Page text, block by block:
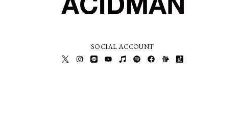
SOCIAL ACCOUNT